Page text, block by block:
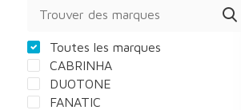
Toutes les marques
CABRINHA
DUOTONE
FANATIC